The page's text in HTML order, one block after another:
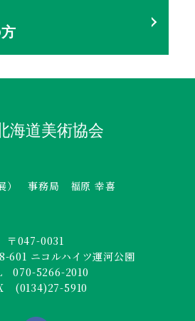
） 事務局 福原 幸喜
〒047-0031
601 ニコルハイツ運河公園
070-5266-2010
(0134)27-5910